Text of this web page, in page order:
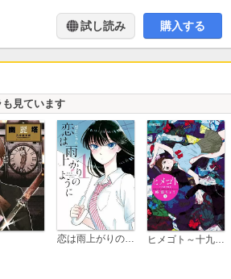
試し読み 購入する
見ています
恋は雨上がりのように